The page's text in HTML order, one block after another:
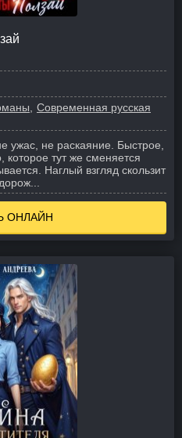
Современная русская
не раскаяние. Быстрое,
которое тут же сменяется
Наглый взгляд скользит
ОНЛАЙН